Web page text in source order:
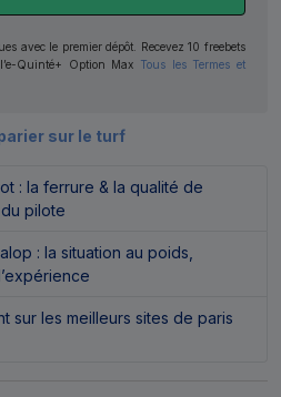
avec le premier dépôt. Recevez 10 freebets
Quinté+ Option Max Tous les Termes et
sur le turf
: la ferrure & la qualité de
pilote
: la situation au poids,
sur les meilleurs sites de paris